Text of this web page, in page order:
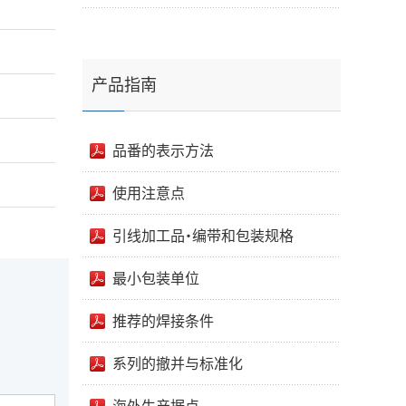
产品指南
品番的表示方法
使用注意点
引线加工品・编带和包装规格
最小包装单位
推荐的焊接条件
系列的撤并与标准化